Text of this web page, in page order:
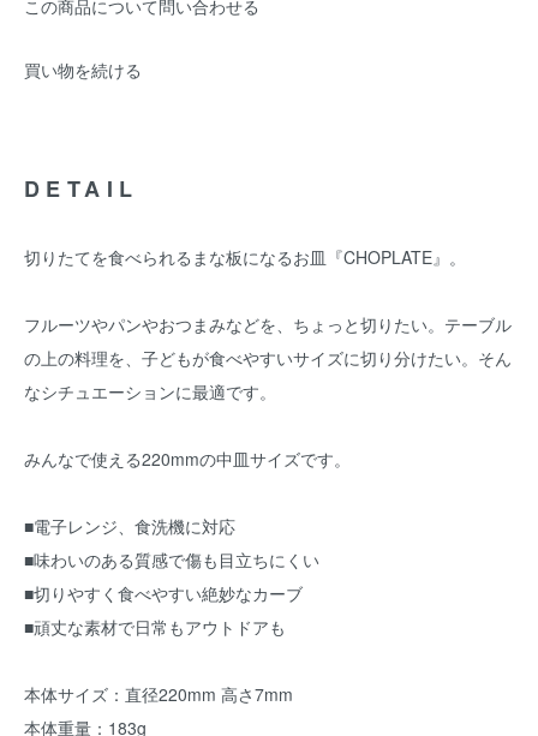
この商品について問い合わせる
買い物を続ける
DETAIL
切りたてを食べられるまな板になるお皿『CHOPLATE』。
フルーツやパンやおつまみなどを、ちょっと切りたい。テーブル
の上の料理を、子どもが食べやすいサイズに切り分けたい。そん
なシチュエーションに最適です。
みんなで使える220mmの中皿サイズです。
■電子レンジ、食洗機に対応
■味わいのある質感で傷も目立ちにくい
■切りやすく食べやすい絶妙なカーブ
■頑丈な素材で日常もアウトドアも
本体サイズ：直径220mm 高さ7mm
本体重量：183g